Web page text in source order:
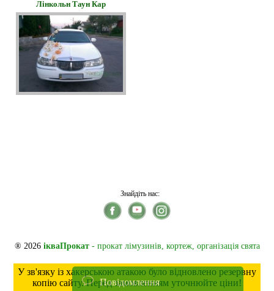
Лінкольн Таун Кар
Знайдіть нас:
® 2026 ікваПрокат- прокат лімузинів, кортеж, організація свята
У зв'язку із хакерською атакою було відновлено резервну
копію сайту. Перед замовленням уточнюйте ціни!
Повідомлення